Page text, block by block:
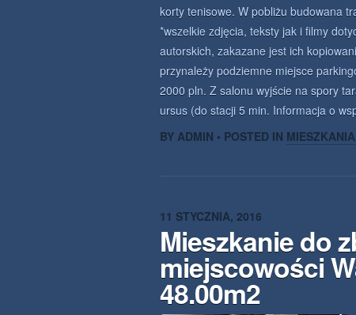
korty tenisowe. W pobliżu budowana
*wszelkie zdjęcia, teksty jak i filmy
autorskich, zakazane jest ich
przynależy podziemne miejsce
2000 pln. Z salonu wyjście na spory
ursus (do stacji 5 min. Informacja o
BY ADMIN • POSTED IN
11 STYCZNIA, 2016
Mieszkanie do
miejscowości
48.00m2